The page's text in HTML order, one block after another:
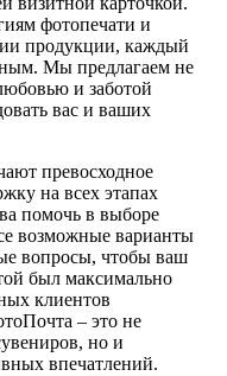
фотопечати и
продукции, каждый
Мы предлагаем не
и заботой
вас и ваших
превосходное
на всех этапах
помочь в выборе
возможные варианты
вопросы, чтобы ваш
был максимально
клиентов
– это не
но и
впечатлений.